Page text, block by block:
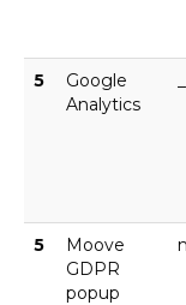
5
Google
Analytics
5
Moove
GDPR
popup